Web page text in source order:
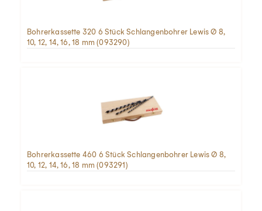
Bohrerkassette 320 6 Stück Schlangenbohrer Lewis Ø 8,
10, 12, 14, 16, 18 mm (093290)
Bohrerkassette 460 6 Stück Schlangenbohrer Lewis Ø 8,
10, 12, 14, 16, 18 mm (093291)